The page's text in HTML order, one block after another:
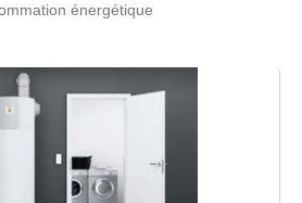
énergétique